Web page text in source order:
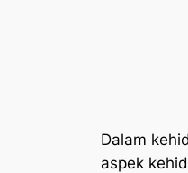
Dalam
aspek